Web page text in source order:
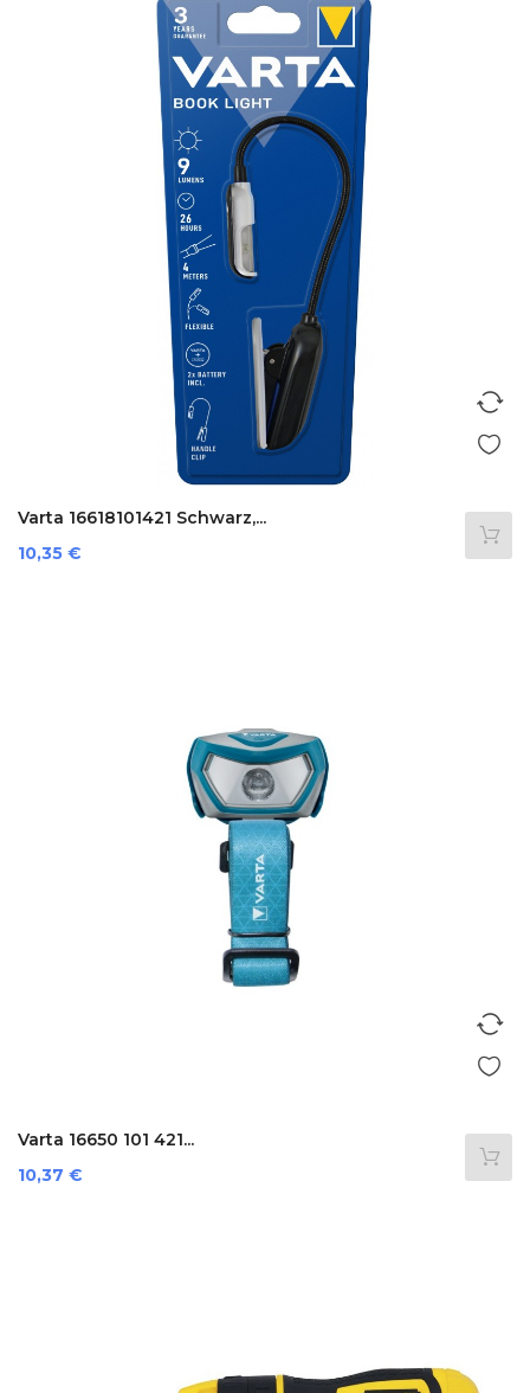
Varta 16618101421 Schwarz,...
Preis
10,35 €
Varta 16650 101 421...
Preis
10,37 €